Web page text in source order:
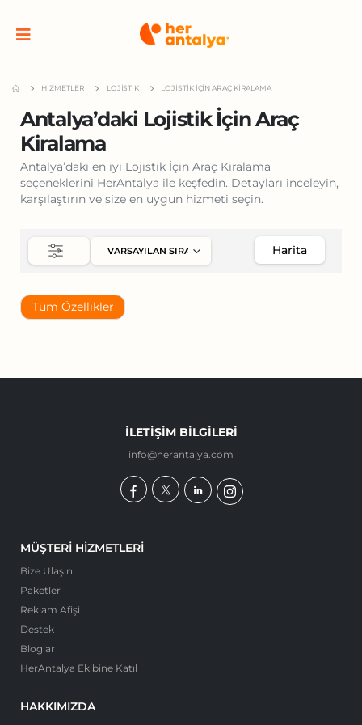
HIZMETLER LOJISTIK LOJISTIK İÇIN ARAÇ KIRALAMA
Antalya’daki Lojistik İçin Araç
Kiralama
Antalya’daki en iyi Lojistik İçin Araç Kiralama
seçeneklerini HerAntalya ile keşfedin. Detayları inceleyin,
karşılaştırın ve size en uygun hizmeti seçin.
Harita
Tüm Özellikler
İLETIŞIM BILGILERI
info@herantalya.com
MÜŞTERI HIZMETLERI
Bize Ulaşın
Paketler
Reklam Afişi
Destek
Bloglar
HerAntalya Ekibine Katıl
HAKKIMIZDA